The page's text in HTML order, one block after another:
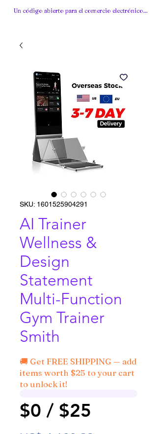
Un código abierto para el comercio electrónico...
SKU: 1601525904291
AI Trainer
Wellness &
Design
Statement
Multi-Function
Gym Trainer
Smith
🚚 Get FREE SHIPPING — add
items worth $25 to your cart
to unlock it!
$0 / $25